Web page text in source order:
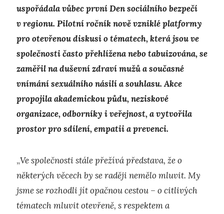
uspořádala vůbec první Den sociálního bezpečí
v regionu. Pilotní ročník nově vzniklé platformy
pro otevřenou diskusi o tématech, která jsou ve
společnosti často přehlížena nebo tabuizována, se
zaměřil na duševní zdraví mužů a současné
vnímání sexuálního násilí a souhlasu. Akce
propojila akademickou půdu, neziskové
organizace, odborníky i veřejnost, a vytvořila
prostor pro sdílení, empatii a prevenci.
„Ve společnosti stále přežívá představa, že o
některých věcech by se raději nemělo mluvit. My
jsme se rozhodli jít opačnou cestou – o citlivých
tématech mluvit otevřeně, s respektem a